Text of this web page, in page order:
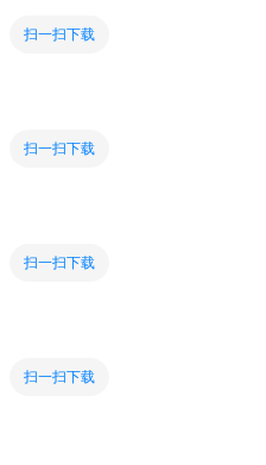
扫一扫下载
扫一扫下载
扫一扫下载
扫一扫下载